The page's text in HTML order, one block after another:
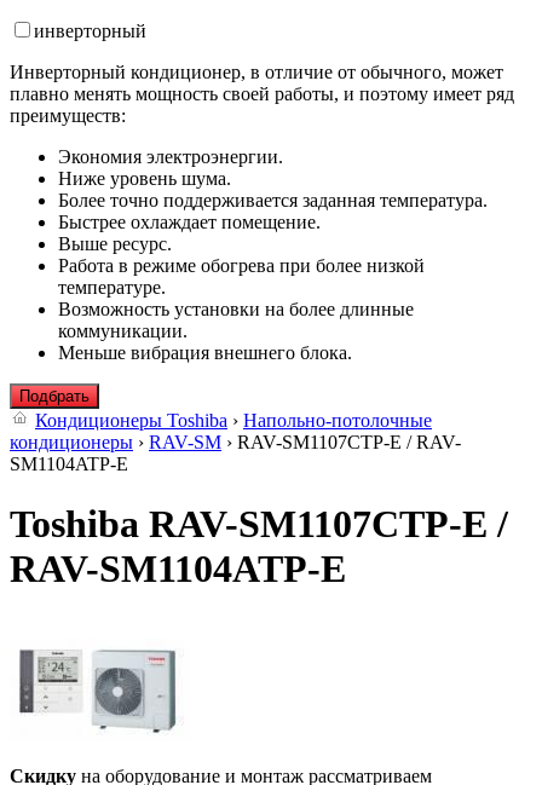
инверторный
Инверторный кондиционер, в отличие от обычного, может
плавно менять мощность своей работы, и поэтому имеет ряд
преимуществ:
Экономия электроэнергии.
Ниже уровень шума.
Более точно поддерживается заданная температура.
Быстрее охлаждает помещение.
Выше ресурс.
Работа в режиме обогрева при более низкой
температуре.
Возможность установки на более длинные
коммуникации.
Меньше вибрация внешнего блока.
Подбрать
Кондиционеры Toshiba › Напольно-потолочные
кондиционеры › RAV-SM › RAV-SM1107CTP-E / RAV-
SM1104ATP-E
Toshiba RAV-SM1107CTP-E /
RAV-SM1104ATP-E
Скидку на оборудование и монтаж рассматриваем